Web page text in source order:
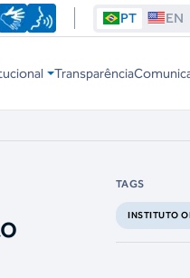
PT EN
Transparência
TAGS
INSTITUTO